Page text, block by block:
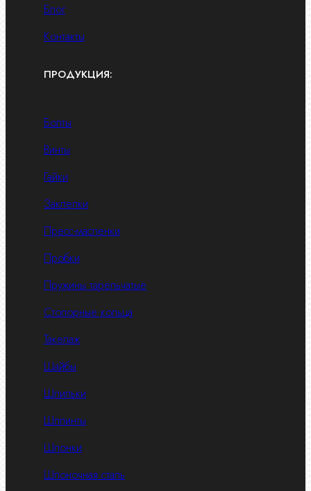
Блог
Контакты
ПРОДУКЦИЯ:
Болты
Винты
Гайки
Заклепки
Пресс-масленки
Пробки
Пружины тарельчатые
Стопорные кольца
Такелаж
Шайбы
Шпильки
Шплинты
Шпонки
Шпоночная сталь